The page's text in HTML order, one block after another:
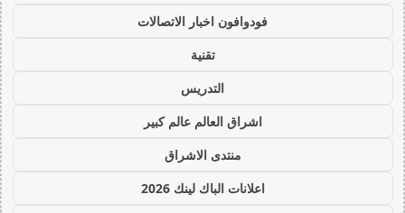
فودوافون اخبار الاتصالات
تقنية
التدريس
اشراق العالم عالم كبير
منتدى الاشراق
اعلانات الباك لينك 2026